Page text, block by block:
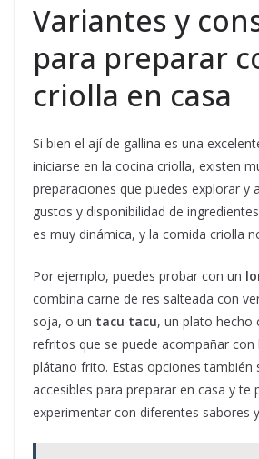
Variantes y
para preparar
criolla en casa
Si bien el ají de gallina es una
iniciarse en la cocina criolla, existen
preparaciones que puedes explorar y
gustos y disponibilidad de
es muy dinámica, y la comida criolla
Por ejemplo, puedes probar con un
combina carne de res salteada con
soja, o un tacu tacu, un plato hecho
refritos que se puede acompañar con
plátano frito. Estas opciones también
accesibles para preparar en casa y te
experimentar con diferentes sabores